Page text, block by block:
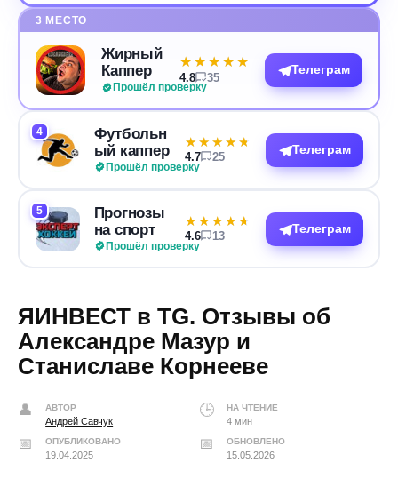
3 МЕСТО
Жирный
Каппер
Прошёл проверку
★★★★★
★★★★★
4.8 35
Телеграм
4
Футбольн
ый каппер
Прошёл проверку
★★★★★
★★★★★
4.7 25
Телеграм
5
Прогнозы
на спорт
Прошёл проверку
★★★★★
★★★★★
4.6 13
Телеграм
ЯИНВЕСТ в TG. Отзывы об
Александре Мазур и
Станиславе Корнееве
АВТОР
Андрей Савчук
НА ЧТЕНИЕ
4 мин
ОПУБЛИКОВАНО
19.04.2025
ОБНОВЛЕНО
15.05.2026